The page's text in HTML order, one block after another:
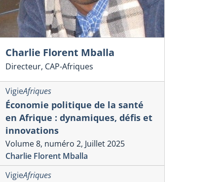
Charlie Florent Mballa
Directeur, CAP-Afriques
VigieAfriques
Économie politique de la santé
en Afrique : dynamiques, défis et
innovations
Volume 8, numéro 2, Juillet 2025
Charlie Florent Mballa
VigieAfriques